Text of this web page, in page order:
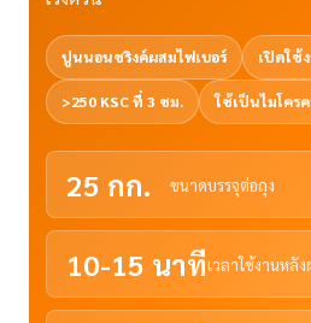
ปูนนอนชริงค์ผสมไฟเบอร์ เปิดใช้
>250 KSC ที่ 3 ชม. ใช้เป็นไมโคร
25 กก. ขนาดบรรจุต่อถุง
10-15 นาทีเวลาใช้งานหลั